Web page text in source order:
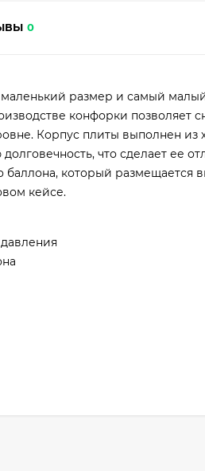
0
размер и самый
конфорки позволяет
Корпус плиты выполнен
что сделает ее
баллона, который размещается
кейсе.